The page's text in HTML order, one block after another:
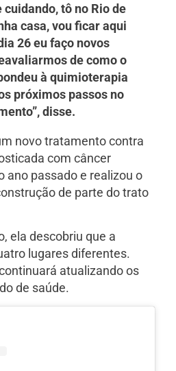
cuidando, tô no Rio de
casa, vou ficar aqui
26 eu faço novos
de como o
à quimioterapia
próximos passos no
disse.
novo tratamento contra
com câncer
ano passado e realizou o
de parte do trato
ela descobriu que a
lugares diferentes.
atualizando os
de saúde.